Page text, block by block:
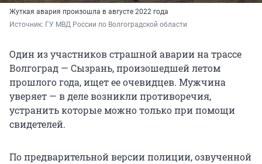
Жуткая авария произошла в августе 2022 года
Источник: ГУ МВД России по Волгоградской области
Один из участников страшной аварии на трассе
Волгоград — Сызрань, произошедшей летом
прошлого года, ищет ее очевидцев. Мужчина
уверяет — в деле возникли противоречия,
устранить которые можно только при помощи
свидетелей.
По предварительной версии полиции, озвученной